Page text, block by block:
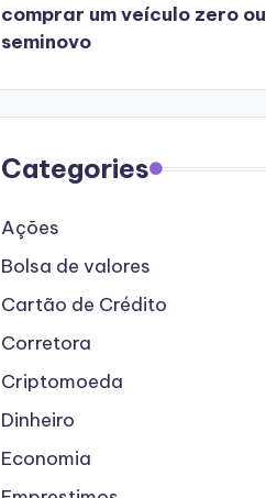
comprar um veículo zero ou
seminovo
Categories
Ações
Bolsa de valores
Cartão de Crédito
Corretora
Criptomoeda
Dinheiro
Economia